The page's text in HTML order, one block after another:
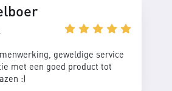
geweldige service
met een goed product tot
:)